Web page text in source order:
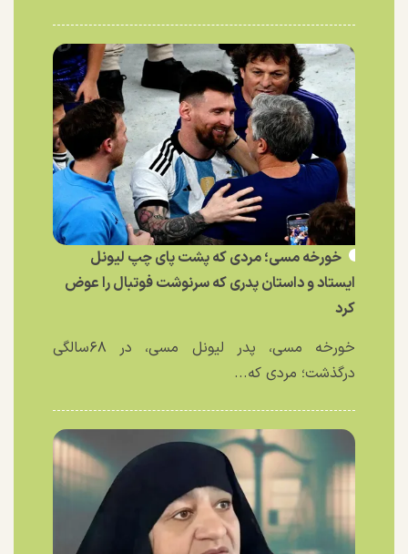
خورخه مسی؛ مردی که پشت پای چپ لیونل
ایستاد و داستان پدری که سرنوشت فوتبال را عوض
کرد
خورخه مسی، پدر لیونل مسی، در ۶۸سالگی
درگذشت؛ مردی که...